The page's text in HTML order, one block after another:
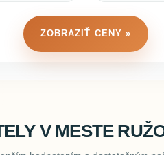
ZOBRAZIŤ CENY »
V MESTE